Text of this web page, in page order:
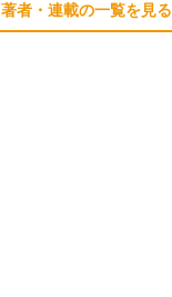
著者・連載の一覧を見る